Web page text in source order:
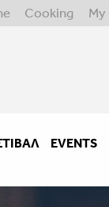
Cooking My
EVENTS